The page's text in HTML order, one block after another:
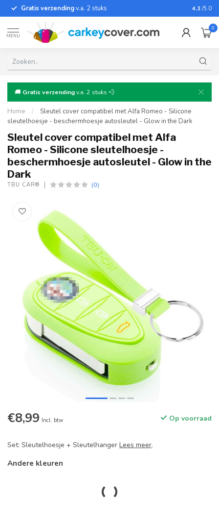
Gratis verzendingv.a. 2 stuks 4.3 /5.0
MENU
0
🚚 Gratis verzendingv.a. 2 stuks 💨
Home /
Sleutel cover compatibel met Alfa Romeo - Silicone
sleutelhoesje - beschermhoesje autosleutel - Glow in the Dark
Sleutel cover compatibel met Alfa
Romeo - Silicone sleutelhoesje -
beschermhoesje autosleutel - Glow in the
Dark
TBU CAR® (0)
€8,99 Incl. btw Op voorraad
Set: Sleutelhoesje + Sleutelhanger Lees meer.
Andere kleuren